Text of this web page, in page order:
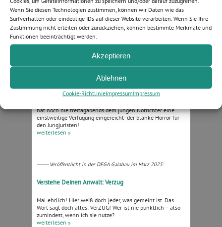
Wenn Sie diesen Technologien zustimmen, können wir Daten wie das
Surfverhalten oder eindeutige IDs auf dieser Website verarbeiten. Wenn Sie Ihre
Zustimmung nicht erteilen oder zurückziehen, können bestimmte Merkmale und
Funktionen beeinträchtigt werden.
Akzeptieren
Ablehnen
Cookie-RichtlinieImpressumImpressum
Verstehe Deinen Anwalt: Der Grundsatz
Wenn man so ein Korinthenkacker ist, wie ich es bin, ist es
einfach schön, ein Jurist zu sein!
weiterlesen »
------ Veröffentlicht in der DEGA Galabau im April 2025:
hat noch nie freitagabends dem jungen Notrichter eine
einstweilige Verfügung eingereicht- der blanke Horror für
den Jungjuristen!
weiterlesen »
------ Veröffentlicht in der DEGA Galabau im März 2025:
Verstehe Deinen Anwalt: Verzug
Mal ehrlich! Hier weiß doch jeder, was gemeint ist. Das
Wort sagt doch alles: VerZUG! Wer ist nie pünktlich – also
zumindest, wenn ich sie nutze?
weiterlesen »